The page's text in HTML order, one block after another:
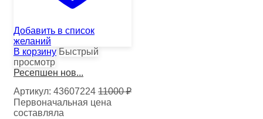
Добавить в список
желаний
В корзину Быстрый
просмотр
Ресепшен нов...
Артикул: 43607224 11000₽
Первоначальная цена
составляла